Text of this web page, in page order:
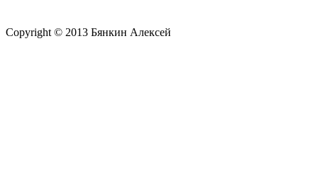
Copyright © 2013 Бянкин Алексей